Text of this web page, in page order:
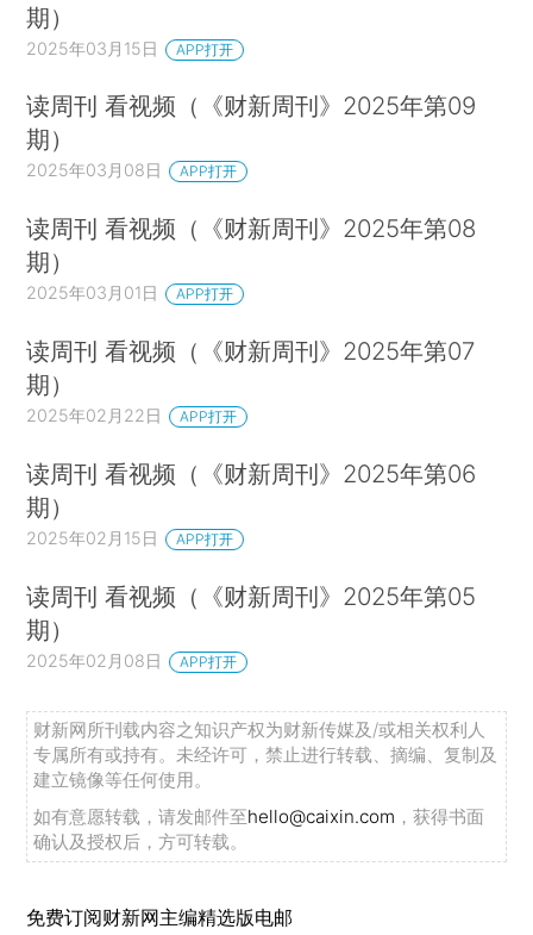
期）
2025年03月15日 APP打开
读周刊 看视频（《财新周刊》2025年第09
期）
2025年03月08日 APP打开
读周刊 看视频（《财新周刊》2025年第08
期）
2025年03月01日 APP打开
读周刊 看视频（《财新周刊》2025年第07
期）
2025年02月22日 APP打开
读周刊 看视频（《财新周刊》2025年第06
期）
2025年02月15日 APP打开
读周刊 看视频（《财新周刊》2025年第05
期）
2025年02月08日 APP打开
财新网所刊载内容之知识产权为财新传媒及/或相关权利人
专属所有或持有。未经许可，禁止进行转载、摘编、复制及
建立镜像等任何使用。
如有意愿转载，请发邮件至hello@caixin.com ，获得书面
确认及授权后，方可转载。
免费订阅财新网主编精选版电邮